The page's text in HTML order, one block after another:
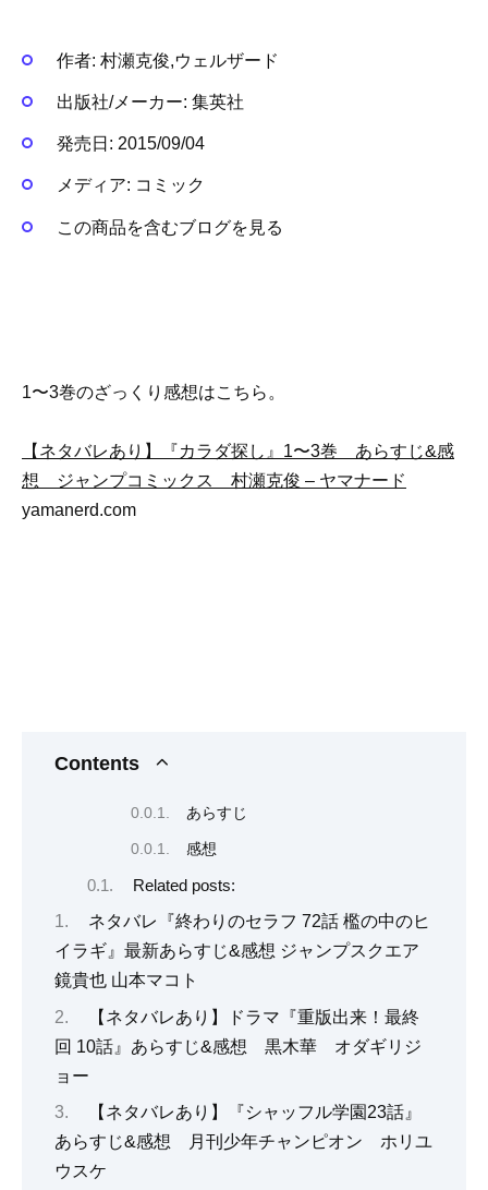
作者: 村瀬克俊,ウェルザード
出版社/メーカー: 集英社
発売日: 2015/09/04
メディア: コミック
この商品を含むブログを見る
1〜3巻のざっくり感想はこちら。
【ネタバレあり】『カラダ探し』1〜3巻 あらすじ&感
想 ジャンプコミックス 村瀬克俊 – ヤマナード
yamanerd.com
Contents
あらすじ
感想
Related posts:
ネタバレ『終わりのセラフ 72話 檻の中のヒ
イラギ』最新あらすじ&感想 ジャンプスクエア
鏡貴也 山本マコト
【ネタバレあり】ドラマ『重版出来！最終
回 10話』あらすじ&感想 黒木華 オダギリジ
ョー
【ネタバレあり】『シャッフル学園23話』
あらすじ&感想 月刊少年チャンピオン ホリユ
ウスケ